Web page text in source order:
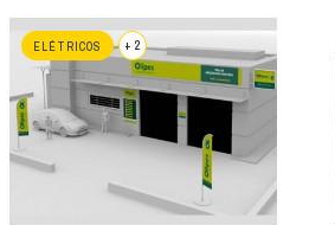
ELÉTRICOS + 2